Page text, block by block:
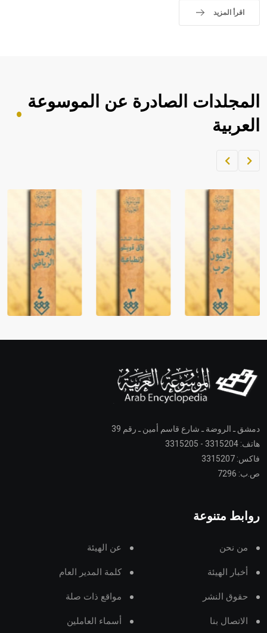
اقرأ المزيد
المجلدات الصادرة عن الموسوعة
العربية
دمشق ـ الروضة ـ شارع قاسم أمين ـ رقم 39
هاتف: 3315204 - 3315205
فاكس: 3315207
ص.ب: 7296
روابط متنوعة
من نحن عن الهيئة
أخبار الهيئة كلمة المدير العام
حقوق النشر مواقع ذات صلة
الاتصال بنا أسماء العاملين